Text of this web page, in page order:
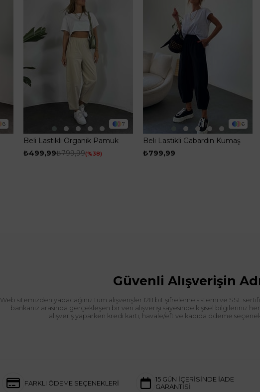
8 7
Beli Lastikli Organik Pamuk
Kumaş Şalvar Pantolon Taş
₺499,99₺799,99 %38
6
Beli Lastikli Gabardin Kumaş
Şalvar Pantolon Siyah
₺799,99
Güvenli Alışverişin
Web sitemizden yapacağınız tüm alışverişler 128 bit şifreleme sistemi ve SSL
bankanız arasında gerçekleşen bir veri alışverişi sayesinde kişisel bilgileriniz
alışveriş yaparken kredi kartı, havale/eft ve kapıda ödeme
FARKLI ÖDEME SEÇENEKLERİ
15 GÜN İÇERİSİNDE İADE
GARANTİSİ